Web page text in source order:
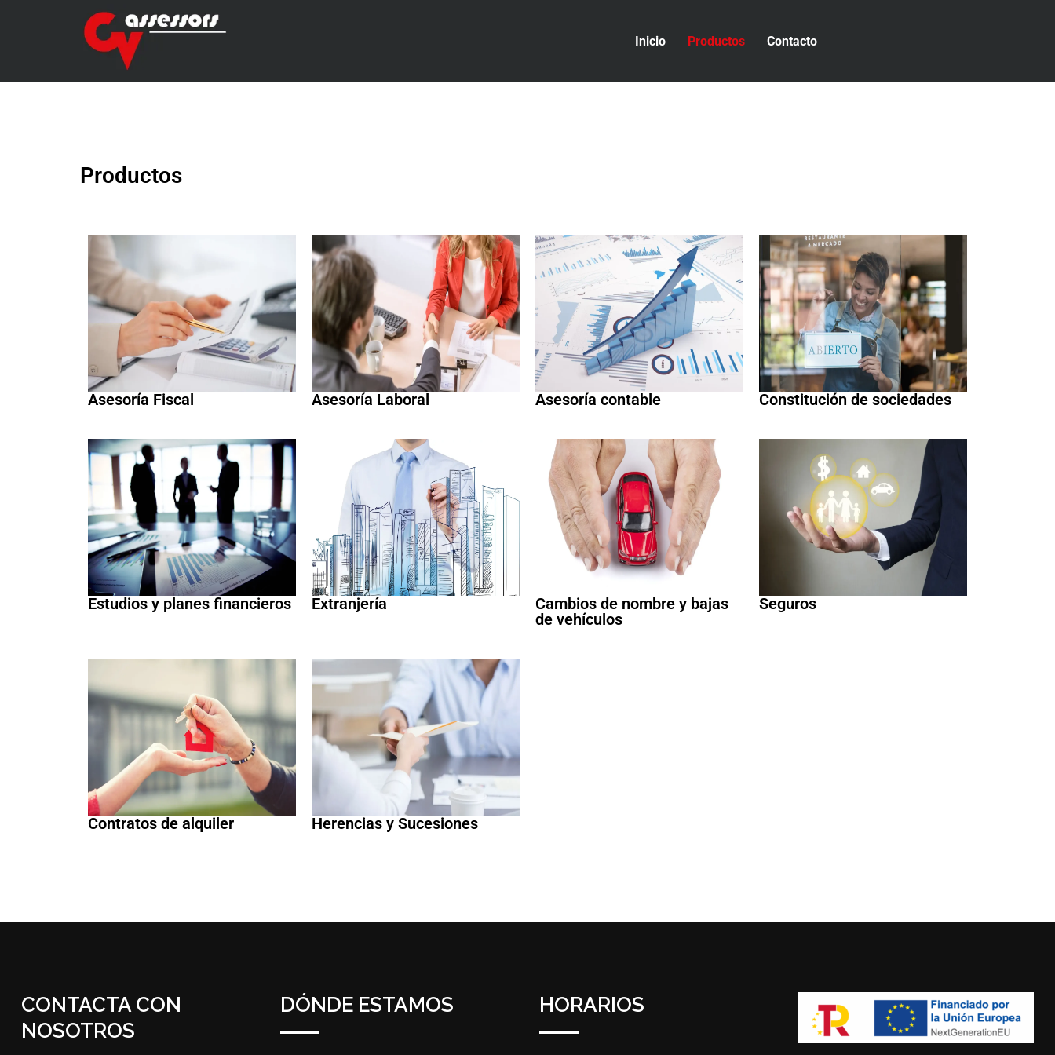
Inicio Productos Contacto
Productos
Asesoría Fiscal Asesoría Laboral Asesoría contable Constitución de sociedades
Estudios y planes financieros Extranjería
Cambios de nombre y bajas
de vehículos
Seguros
Contratos de alquiler Herencias y Sucesiones
CONTACTA CON
NOSOTROS
DÓNDE ESTAMOS HORARIOS